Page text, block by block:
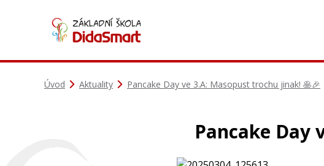
Úvod Aktuality Pancake Day ve 3.A: Masopust trochu jinak! 🥞🎉
Pancake Day